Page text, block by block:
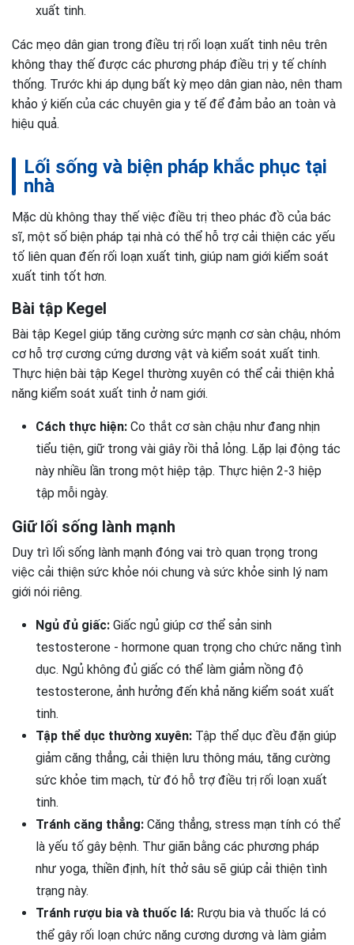
xuất tinh.
Các mẹo dân gian trong điều trị rối loạn xuất tinh nêu trên
không thay thế được các phương pháp điều trị y tế chính
thống. Trước khi áp dụng bất kỳ mẹo dân gian nào, nên tham
khảo ý kiến của các chuyên gia y tế để đảm bảo an toàn và
hiệu quả.
Lối sống và biện pháp khắc phục tại
nhà
Mặc dù không thay thế việc điều trị theo phác đồ của bác
sĩ, một số biện pháp tại nhà có thể hỗ trợ cải thiện các yếu
tố liên quan đến rối loạn xuất tinh, giúp nam giới kiểm soát
xuất tinh tốt hơn.
Bài tập Kegel
Bài tập Kegel giúp tăng cường sức mạnh cơ sàn chậu, nhóm
cơ hỗ trợ cương cứng dương vật và kiểm soát xuất tinh.
Thực hiện bài tập Kegel thường xuyên có thể cải thiện khả
năng kiểm soát xuất tinh ở nam giới.
Cách thực hiện: Co thắt cơ sàn chậu như đang nhịn
tiểu tiện, giữ trong vài giây rồi thả lỏng. Lặp lại động tác
này nhiều lần trong một hiệp tập. Thực hiện 2-3 hiệp
tập mỗi ngày.
Giữ lối sống lành mạnh
Duy trì lối sống lành mạnh đóng vai trò quan trọng trong
việc cải thiện sức khỏe nói chung và sức khỏe sinh lý nam
giới nói riêng.
Ngủ đủ giấc: Giấc ngủ giúp cơ thể sản sinh
testosterone - hormone quan trọng cho chức năng tình
dục. Ngủ không đủ giấc có thể làm giảm nồng độ
testosterone, ảnh hưởng đến khả năng kiểm soát xuất
tinh.
Tập thể dục thường xuyên: Tập thể dục đều đặn giúp
giảm căng thẳng, cải thiện lưu thông máu, tăng cường
sức khỏe tim mạch, từ đó hỗ trợ điều trị rối loạn xuất
tinh.
Tránh căng thẳng: Căng thẳng, stress mạn tính có thể
là yếu tố gây bệnh. Thư giãn bằng các phương pháp
như yoga, thiền định, hít thở sâu sẽ giúp cải thiện tình
trạng này.
Tránh rượu bia và thuốc lá: Rượu bia và thuốc lá có
thể gây rối loạn chức năng cương dương và làm giảm